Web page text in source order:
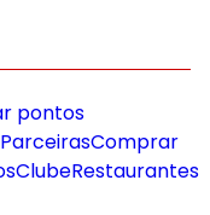
pontos
Comprar
ClubeRestaurantes